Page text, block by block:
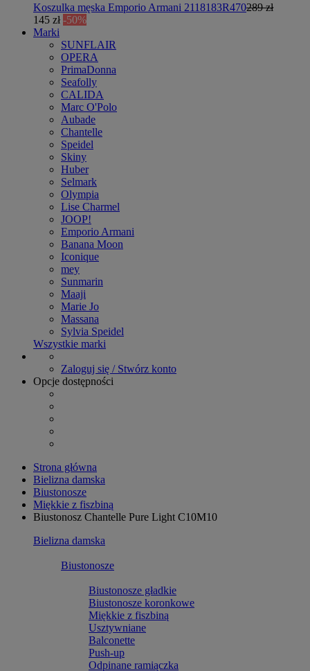
Koszulka męska Emporio Armani 2118183R470289 zł
145 zł -50%
Marki
SUNFLAIR
OPERA
PrimaDonna
Seafolly
CALIDA
Marc O'Polo
Aubade
Chantelle
Speidel
Skiny
Huber
Selmark
Olympia
Lise Charmel
JOOP!
Emporio Armani
Banana Moon
Iconique
mey
Sunmarin
Maaji
Marie Jo
Massana
Sylvia Speidel
Wszystkie marki
Zaloguj się / Stwórz konto
Opcje dostępności
Strona główna
Bielizna damska
Biustonosze
Miękkie z fiszbiną
Biustonosz Chantelle Pure Light C10M10
Bielizna damska
Biustonosze
Biustonosze gładkie
Biustonosze koronkowe
Miękkie z fiszbiną
Usztywniane
Balconette
Push-up
Odpinane ramiączka